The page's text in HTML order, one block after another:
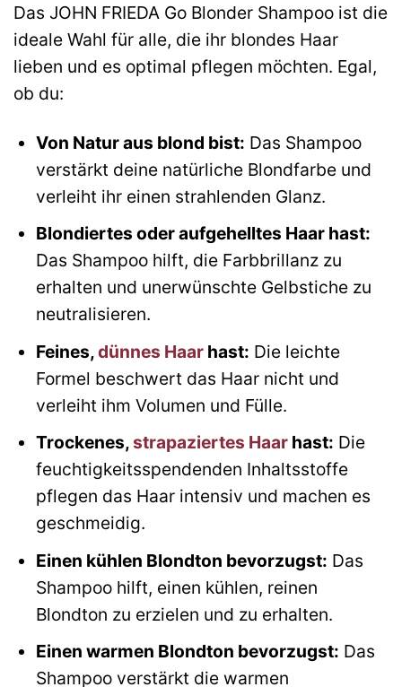
Das JOHN FRIEDA Go Blonder Shampoo ist die
ideale Wahl für alle, die ihr blondes Haar
lieben und es optimal pflegen möchten. Egal,
ob du:
Von Natur aus blond bist: Das Shampoo
verstärkt deine natürliche Blondfarbe und
verleiht ihr einen strahlenden Glanz.
Blondiertes oder aufgehelltes Haar hast:
Das Shampoo hilft, die Farbbrillanz zu
erhalten und unerwünschte Gelbstiche zu
neutralisieren.
Feines,dünnes Haarhast: Die leichte
Formel beschwert das Haar nicht und
verleiht ihm Volumen und Fülle.
Trockenes,strapaziertes Haarhast: Die
feuchtigkeitsspendenden Inhaltsstoffe
pflegen das Haar intensiv und machen es
geschmeidig.
Einen kühlen Blondton bevorzugst: Das
Shampoo hilft, einen kühlen, reinen
Blondton zu erzielen und zu erhalten.
Einen warmen Blondton bevorzugst: Das
Shampoo verstärkt die warmen